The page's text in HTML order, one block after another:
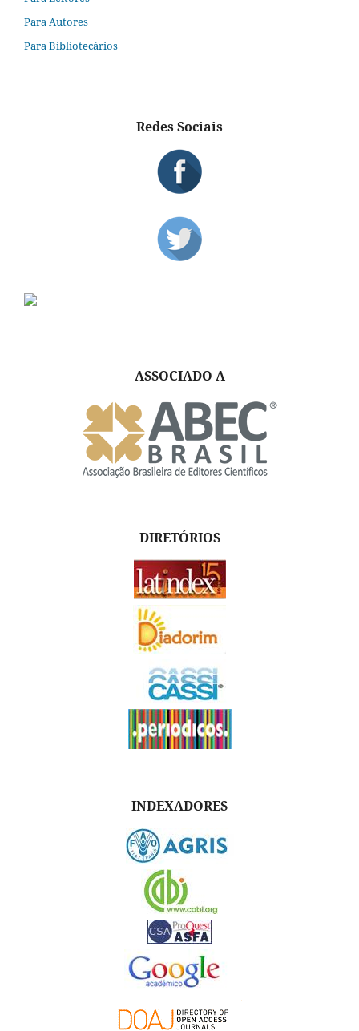
Para Autores
Para Bibliotecários
Redes Sociais
ASSOCIADO A
DIRETÓRIOS
INDEXADORES